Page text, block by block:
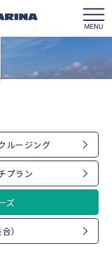
ルージング
プラン
ズ
）